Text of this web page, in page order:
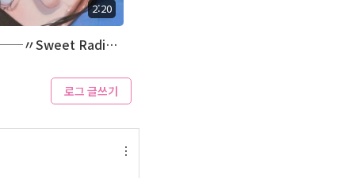
2:20
───〃Sweet Radio〃───
로그 글쓰기